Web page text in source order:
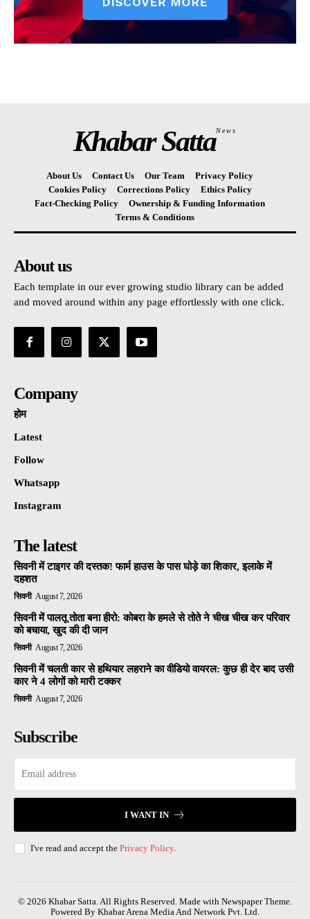
Khabar SattaNews
About Us Contact Us Our Team
Privacy Policy
Cookies Policy
Corrections Policy
Ethics Policy
Fact-Checking Policy
Ownership & Funding Information
Terms & Conditions
About us
Each template in our ever growing studio library can be added
and moved around within any page effortlessly with one click.
Company
होम
Latest
Follow
Whatsapp
Instagram
The latest
सिवनी में टाइगर की दस्तक! फार्म हाउस के पास घोड़े का शिकार, इलाके में
दहशत
सिवनी August 7, 2026
सिवनी में पालतू तोता बना हीरो: कोबरा के हमले से तोते ने चीख चीख कर परिवार
को बचाया, खुद की दी जान
सिवनी August 7, 2026
सिवनी में चलती कार से हथियार लहराने का वीडियो वायरल: कुछ ही देर बाद उसी
कार ने 4 लोगों को मारी टक्कर
सिवनी August 7, 2026
Subscribe
I WANT IN
I've read and accept the Privacy Policy.
© 2026 Khabar Satta. All Rights Reserved. Made with Newspaper Theme.
Powered By Khabar Arena Media And Network Pvt. Ltd.